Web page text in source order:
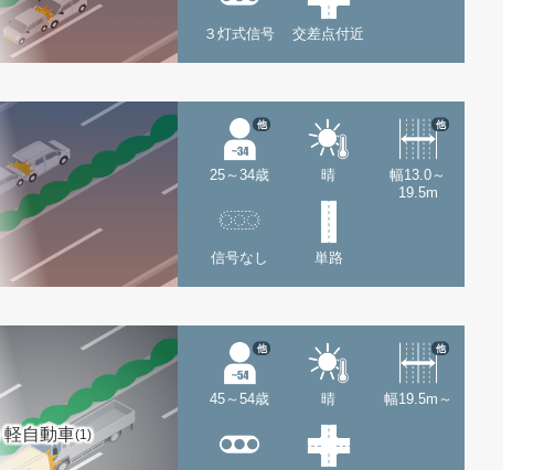
３灯式信号 交差点付近
25～34歳
他
晴
幅13.0～
19.5m
他
信号なし 単路
軽自動車(1)
45～54歳
他
晴 幅19.5m～
他